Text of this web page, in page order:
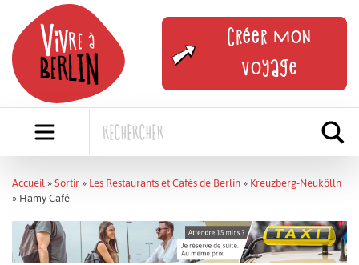
content
Créer mon
voyage
Accueil » Sortir » Les Restaurants et Cafés de Berlin » Kreuzberg-Neukölln
» Hamy Café